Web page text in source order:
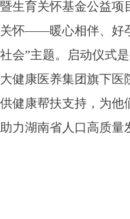
暨生育关怀基金公益项
关怀——暖心相伴、好
社会”主题。启动仪式
大健康医养集团旗下医
供健康帮扶支持，为他
助力湖南省人口高质量